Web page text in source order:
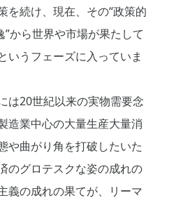
を続け、現在、その“政策的
”から世界や市場が果たして
いうフェーズに入っていま
は20世紀以来の実物需要念
造業中心の大量生産大量消
や曲がり角を打破したいた
のグロテスクな姿の成れの
義の成れの果てが、リーマ